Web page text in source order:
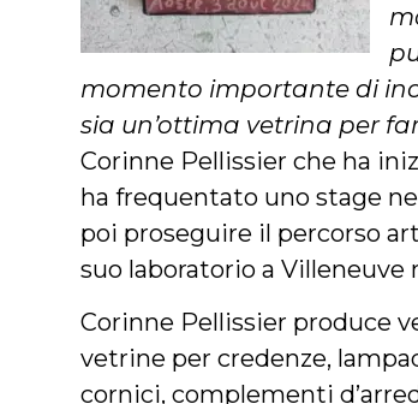
momento importante di
sia un’ottima vetrina per
Corinne Pellissier che ha
ha frequentato uno stage
poi proseguire il percorso
suo laboratorio a Villeneuve
Corinne Pellissier produce
vetrine per credenze,
cornici, complementi